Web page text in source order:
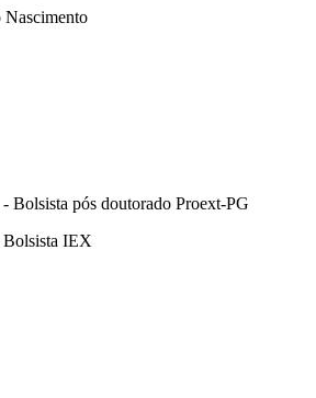
Nascimento
Bolsista pós doutorado Proext-PG
Bolsista IEX